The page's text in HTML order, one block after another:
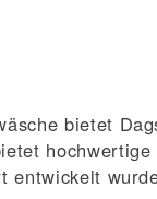
bietet
entwickelt